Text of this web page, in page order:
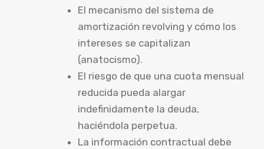
El mecanismo del sistema de
amortización revolving y cómo los
intereses se capitalizan
(anatocismo).
El riesgo de que una cuota mensual
reducida pueda alargar
indefinidamente la deuda,
haciéndola perpetua.
La información contractual debe